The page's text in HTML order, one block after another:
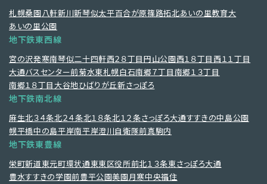
札幌桑園八軒新川新琴似太平百合が原篠路拓北あいの里教育大
あいの里公園
地下鉄東西線
宮の沢発寒南琴似二十四軒西２８丁目円山公園西１８丁目 西１１丁目
大通バスセンター前菊水東札幌白石南郷７丁目南郷１３丁目
南郷１８丁目大谷地ひばりが丘新さっぽろ
地下鉄南北線
麻生北３４条北２４条北１８条北１２条さっぽろ大通すすきの中島公園
幌平橋中の島平岸南平岸澄川自衛隊前真駒内
地下鉄東豊線
栄町新道東元町環状通東東区役所前北１３条東さっぽろ大通
豊水すすきの学園前豊平公園美園月寒中央福住